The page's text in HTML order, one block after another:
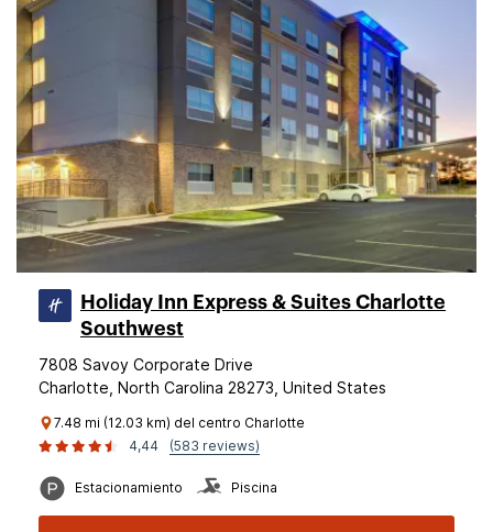
Holiday Inn Express & Suites Charlotte
Southwest
7808 Savoy Corporate Drive
Charlotte, North Carolina 28273, United States
7.48 mi (12.03 km) del centro Charlotte
4,44
(583 reviews)
Estacionamiento Piscina